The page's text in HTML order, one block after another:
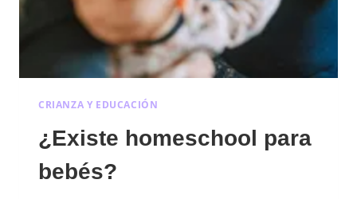
CRIANZA Y EDUCACIÓN
¿Existe homeschool para
bebés?